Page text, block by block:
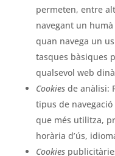
permeten, entre
navegant un
quan navega un
tasques bàsiques
qualsevol web
Cookiesde anàlisi:
tipus de
que més utilitza,
horària d’ús,
Cookies